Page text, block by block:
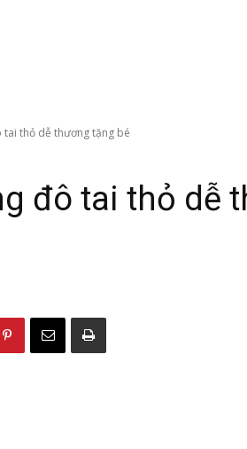
tai thỏ dễ thương tặng bé
đô tai thỏ dễ